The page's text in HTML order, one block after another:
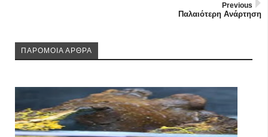
Previous
Παλαιότερη Ανάρτηση
ΠΑΡΟΜΟΙΑ ΑΡΘΡΑ